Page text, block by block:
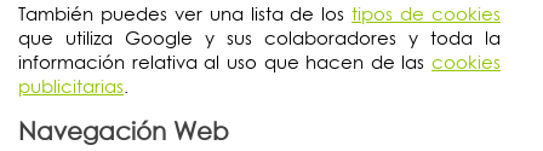
También puedes ver una lista de lostipos de cookies
que utiliza Google y sus colaboradores y toda la
información relativa al uso que hacen de las cookies
publicitarias.
Navegación Web